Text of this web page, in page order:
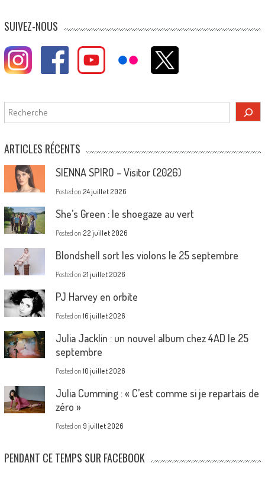
SUIVEZ-NOUS
Rechercher
ARTICLES RÉCENTS
SIENNA SPIRO – Visitor (2026)
Posted on 24 juillet 2026
She’s Green : le shoegaze au vert
Posted on 22 juillet 2026
Blondshell sort les violons le 25 septembre
Posted on 21 juillet 2026
PJ Harvey en orbite
Posted on 16 juillet 2026
Julia Jacklin : un nouvel album chez 4AD le 25
septembre
Posted on 10 juillet 2026
Julia Cumming : « C’est comme si je repartais de
zéro »
Posted on 9 juillet 2026
PENDANT CE TEMPS SUR FACEBOOK